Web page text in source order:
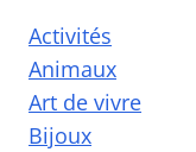
Activités
Animaux
Art de vivre
Bijoux